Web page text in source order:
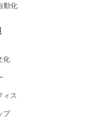
動化
化
ィス
プ